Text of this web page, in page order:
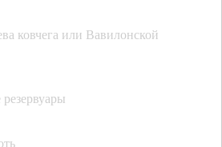
ковчега или Вавилонской